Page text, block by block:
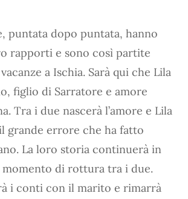
puntata dopo puntata, hanno
rapporti e sono così partite
a Ischia. Sarà qui che Lila
figlio di Sarratore e amore
Tra i due nascerà l’amore e Lila
grande errore che ha fatto
La loro storia continuerà in
momento di rottura tra i due.
i conti con il marito e rimarrà